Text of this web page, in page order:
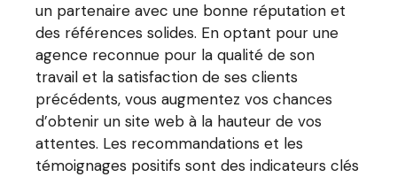
un partenaire avec une bonne réputation et
des références solides. En optant pour une
agence reconnue pour la qualité de son
travail et la satisfaction de ses clients
précédents, vous augmentez vos chances
d’obtenir un site web à la hauteur de vos
attentes. Les recommandations et les
témoignages positifs sont des indicateurs clés